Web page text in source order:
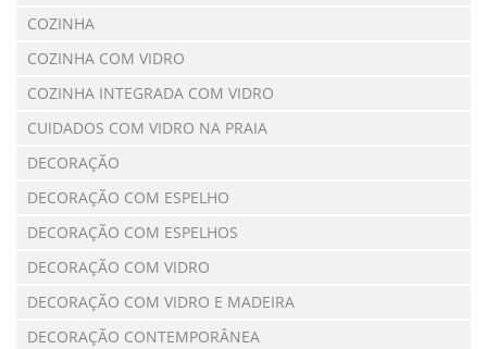
COZINHA
COZINHA COM VIDRO
COZINHA INTEGRADA COM VIDRO
CUIDADOS COM VIDRO NA PRAIA
DECORAÇÃO
DECORAÇÃO COM ESPELHO
DECORAÇÃO COM ESPELHOS
DECORAÇÃO COM VIDRO
DECORAÇÃO COM VIDRO E MADEIRA
DECORAÇÃO CONTEMPORÂNEA